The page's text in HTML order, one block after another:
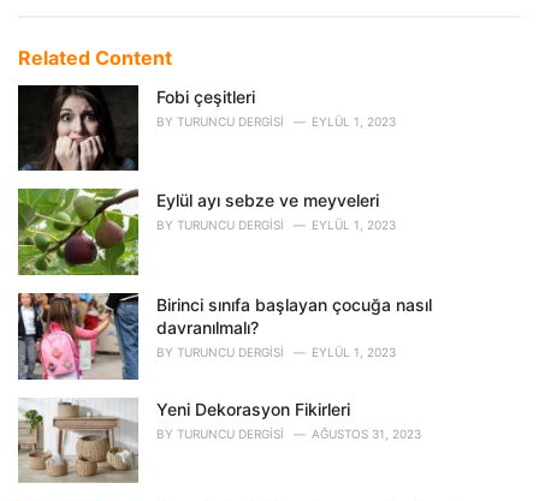
e
e
:
Related Content
Fobi çeşitleri
BY TURUNCU DERGISI EYLÜL 1, 2023
Eylül ayı sebze ve meyveleri
BY TURUNCU DERGISI EYLÜL 1, 2023
Birinci sınıfa başlayan çocuğa nasıl
davranılmalı?
BY TURUNCU DERGISI EYLÜL 1, 2023
Yeni Dekorasyon Fikirleri
BY TURUNCU DERGISI AĞUSTOS 31, 2023